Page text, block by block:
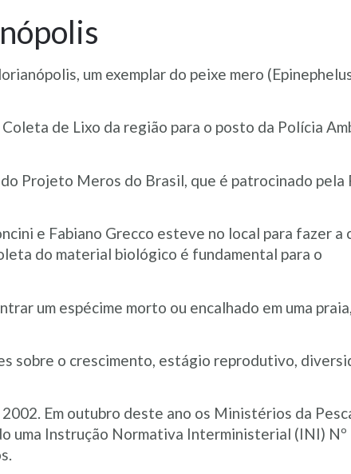
um exemplar do peixe mero
de Lixo da região para o posto da Polícia
Projeto Meros do Brasil, que é patrocinado pela
e Fabiano Grecco esteve no local para fazer a
do material biológico é fundamental para o
um espécime morto ou encalhado em uma praia,
sobre o crescimento, estágio reprodutivo,
Em outubro deste ano os Ministérios da
uma Instrução Normativa Interministerial (INI) Nº